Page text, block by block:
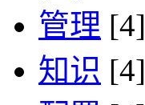
管理 [4]
知识 [4]